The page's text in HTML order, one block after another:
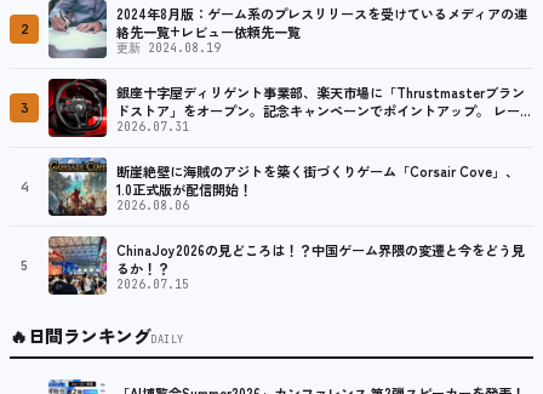
2
2024年8月版：ゲーム系のプレスリリースを受けているメディアの連
絡先一覧+レビュー依頼先一覧
更新 2024.08.19
3
銀座十字屋ディリゲント事業部、楽天市場に「Thrustmasterブラン
ドストア」をオープン。記念キャンペーンでポイントアップ。 レーシ
ング／フライトシム向けコントローラーを中心に、幅広くラインナッ
2026.07.31
4
断崖絶壁に海賊のアジトを築く街づくりゲーム「Corsair Cove」、
1.0正式版が配信開始！
2026.08.06
5
ChinaJoy2026の見どころは！？中国ゲーム界隈の変遷と今をどう見
るか！？
2026.07.15
🔥日間ランキングDAILY